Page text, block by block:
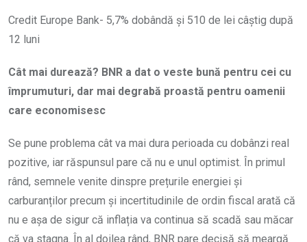
Credit Europe Bank- 5,7% dobândă și 510 de lei câștig după
12 luni
Cât mai durează? BNR a dat o veste bună pentru cei cu
împrumuturi, dar mai degrabă proastă pentru oamenii
care economisesc
Se pune problema cât va mai dura perioada cu dobânzi real
pozitive, iar răspunsul pare că nu e unul optimist. În primul
rând, semnele venite dinspre prețurile energiei și
carburanților precum și incertitudinile de ordin fiscal arată că
nu e așa de sigur că inflația va continua să scadă sau măcar
că va stagna. În al doilea rând, BNR pare decisă să meargă